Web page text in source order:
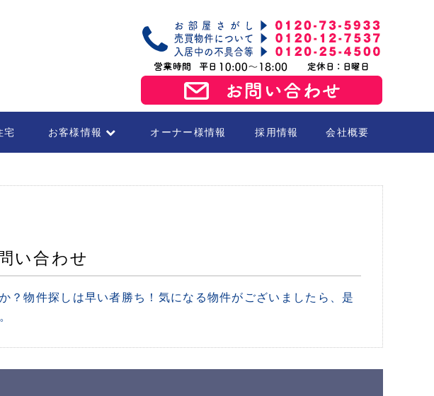
宅 お客様情報 オーナー様情報 採用情報 会社概要
い合わせ
？物件探しは早い者勝ち！気になる物件がございましたら、是